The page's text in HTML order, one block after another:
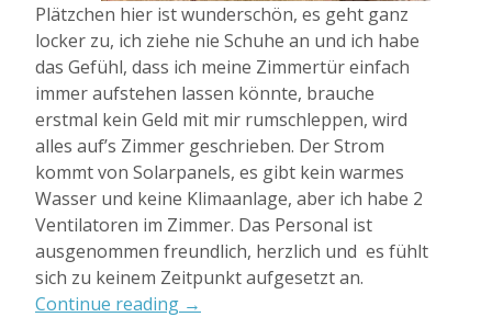
Plätzchen hier ist wunderschön, es geht ganz
locker zu, ich ziehe nie Schuhe an und ich habe
das Gefühl, dass ich meine Zimmertür einfach
immer aufstehen lassen könnte, brauche
erstmal kein Geld mit mir rumschleppen, wird
alles auf’s Zimmer geschrieben. Der Strom
kommt von Solarpanels, es gibt kein warmes
Wasser und keine Klimaanlage, aber ich habe 2
Ventilatoren im Zimmer. Das Personal ist
ausgenommen freundlich, herzlich und es fühlt
sich zu keinem Zeitpunkt aufgesetzt an.
Continue reading „Mecaja
→